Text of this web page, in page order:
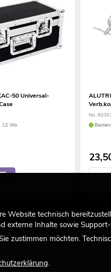
50 Universal-
12 Wo.
No.
Website technisch
externe Inhalte sowie
zustimmen möchten.
.